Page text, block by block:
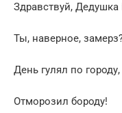
Здравствуй,
Ты, наверное,
День гулял по городу,
Отморозил бороду!